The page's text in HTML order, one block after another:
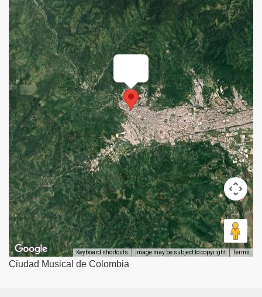
Ciudad Musical de Colombia